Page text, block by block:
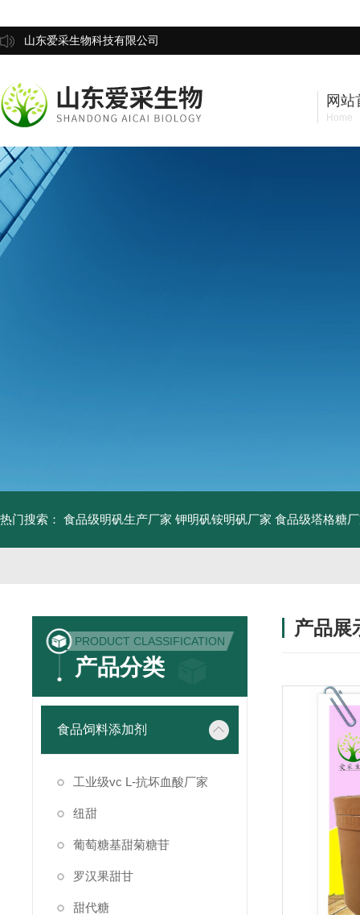
山东爱采生物科技有限公司
网站
Home
热门搜索： 食品级明矾生产厂家 钾明矾铵明矾厂家 食品级塔格糖
PRODUCT CLASSIFICATION
产品分类
食品饲料添加剂
工业级vc L-抗坏血酸厂家
纽甜
葡萄糖基甜菊糖苷
罗汉果甜甘
甜代糖
产品展